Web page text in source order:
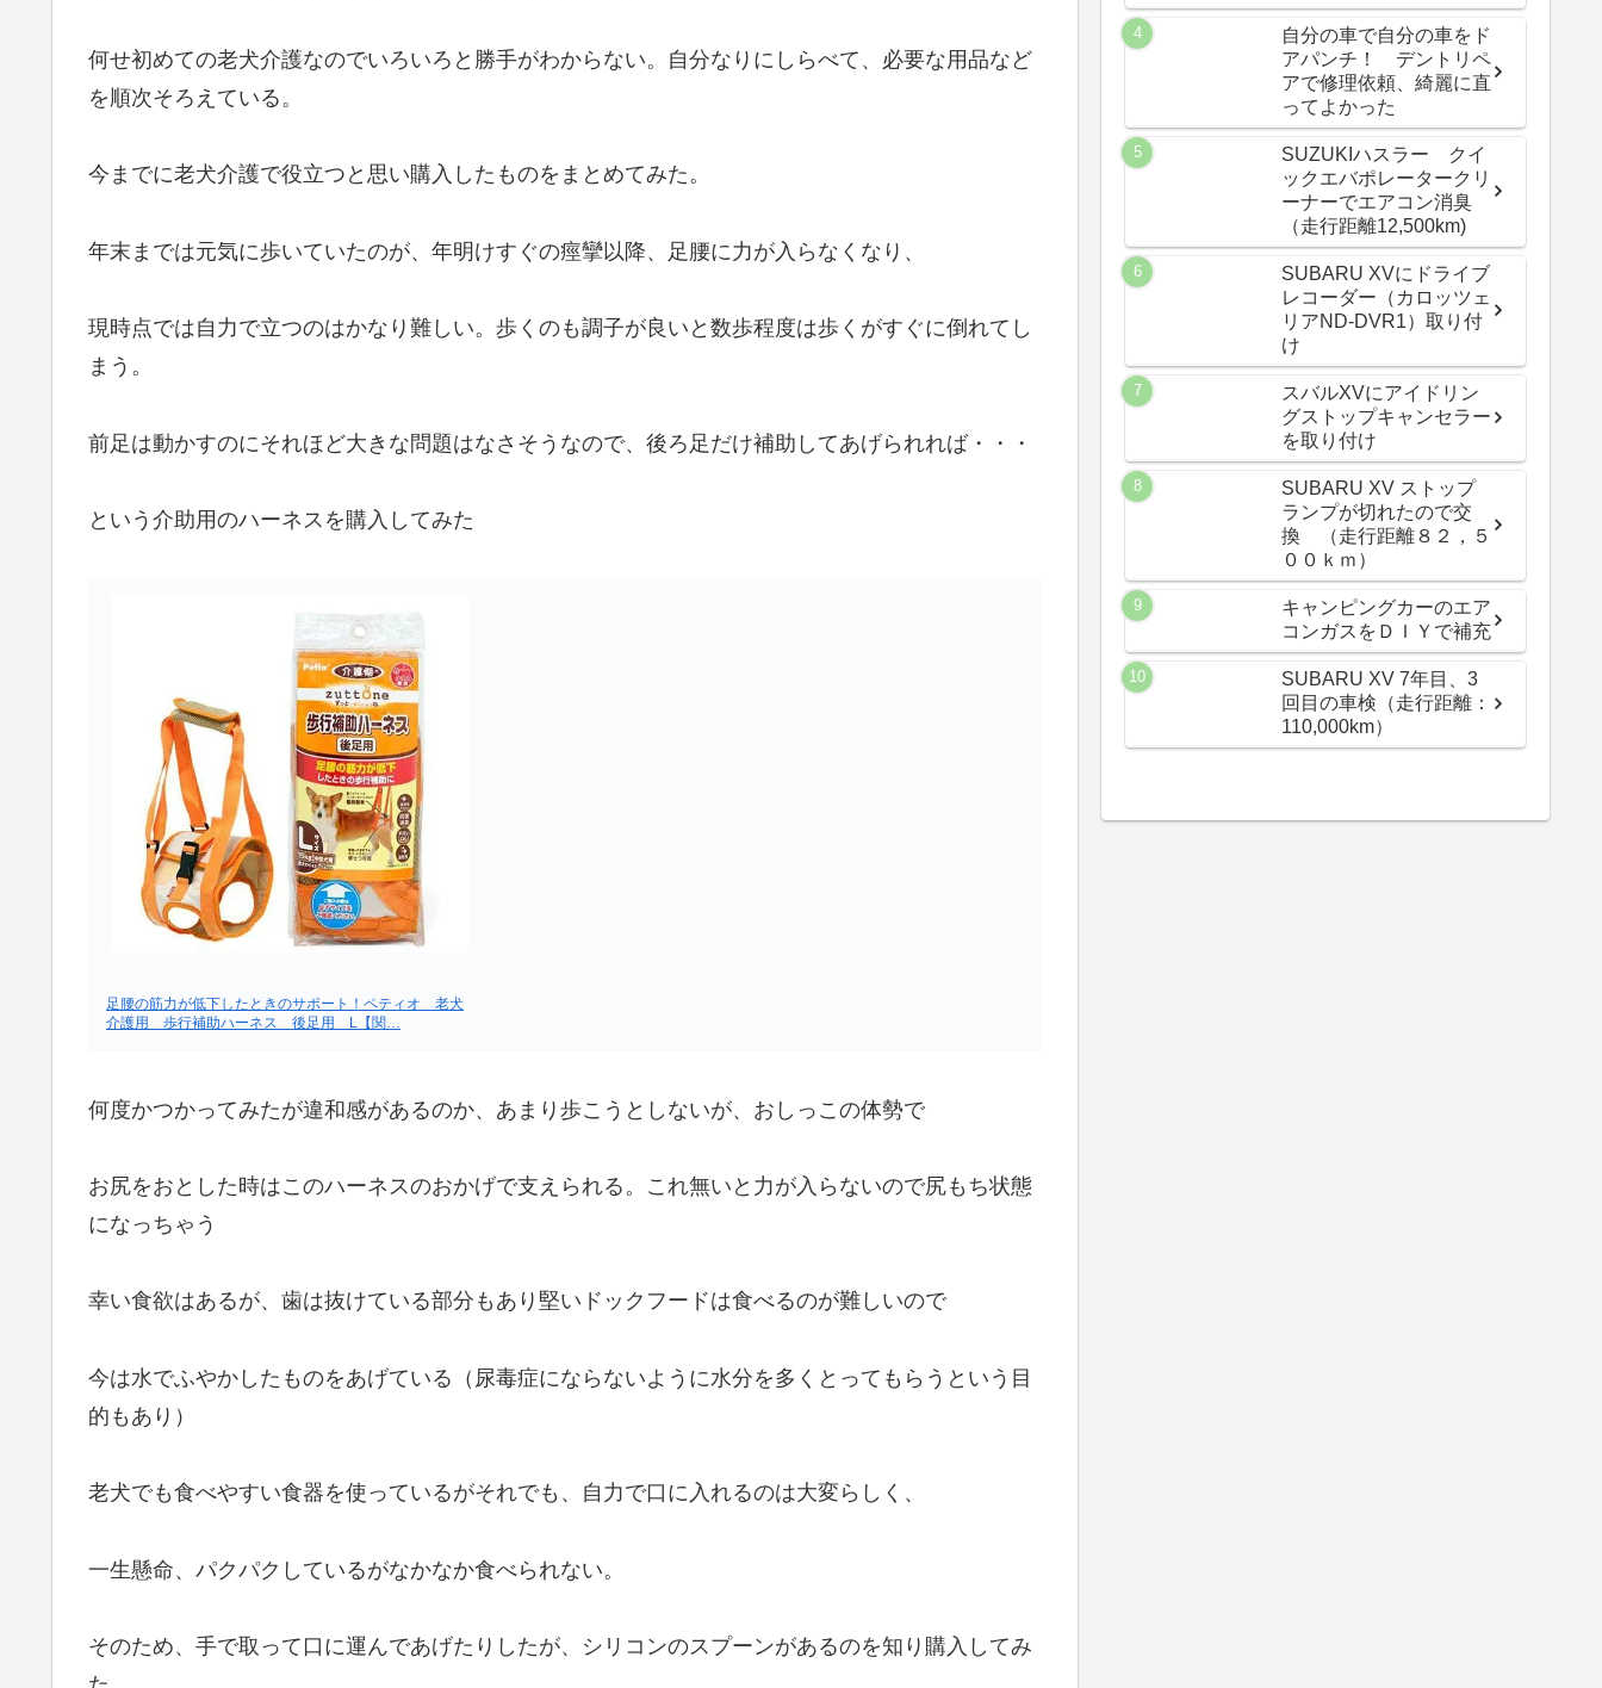
何せ初めての老犬介護なのでいろいろと勝手がわからない。自分なりにしらべて、必要な用品など
を順次そろえている。
今までに老犬介護で役立つと思い購入したものをまとめてみた。
年末までは元気に歩いていたのが、年明けすぐの痙攣以降、足腰に力が入らなくなり、
現時点では自力で立つのはかなり難しい。歩くのも調子が良いと数歩程度は歩くがすぐに倒れてし
まう。
前足は動かすのにそれほど大きな問題はなさそうなので、後ろ足だけ補助してあげられれば・・・
という介助用のハーネスを購入してみた
足腰の筋力が低下したときのサポート！ペティオ 老犬
介護用 歩行補助ハーネス 後足用 L【関…
何度かつかってみたが違和感があるのか、あまり歩こうとしないが、おしっこの体勢で
お尻をおとした時はこのハーネスのおかげで支えられる。これ無いと力が入らないので尻もち状態
になっちゃう
幸い食欲はあるが、歯は抜けている部分もあり堅いドックフードは食べるのが難しいので
今は水でふやかしたものをあげている（尿毒症にならないように水分を多くとってもらうという目
的もあり）
老犬でも食べやすい食器を使っているがそれでも、自力で口に入れるのは大変らしく、
一生懸命、パクパクしているがなかなか食べられない。
そのため、手で取って口に運んであげたりしたが、シリコンのスプーンがあるのを知り購入してみ
自分の車で自分の車をド
アパンチ！ デントリペ
アで修理依頼、綺麗に直
ってよかった
SUZUKIハスラー クイ
ックエバポレータークリ
ーナーでエアコン消臭
（走行距離12,500km)
SUBARU XVにドライブ
レコーダー（カロッツェ
リアND-DVR1）取り付
け
スバルXVにアイドリン
グストップキャンセラー
を取り付け
SUBARU XV ストップ
ランプが切れたので交
換 （走行距離８２，５
００ｋｍ）
キャンピングカーのエア
コンガスをＤＩＹで補充
SUBARU XV 7年目、3
回目の車検（走行距離：
110,000km）